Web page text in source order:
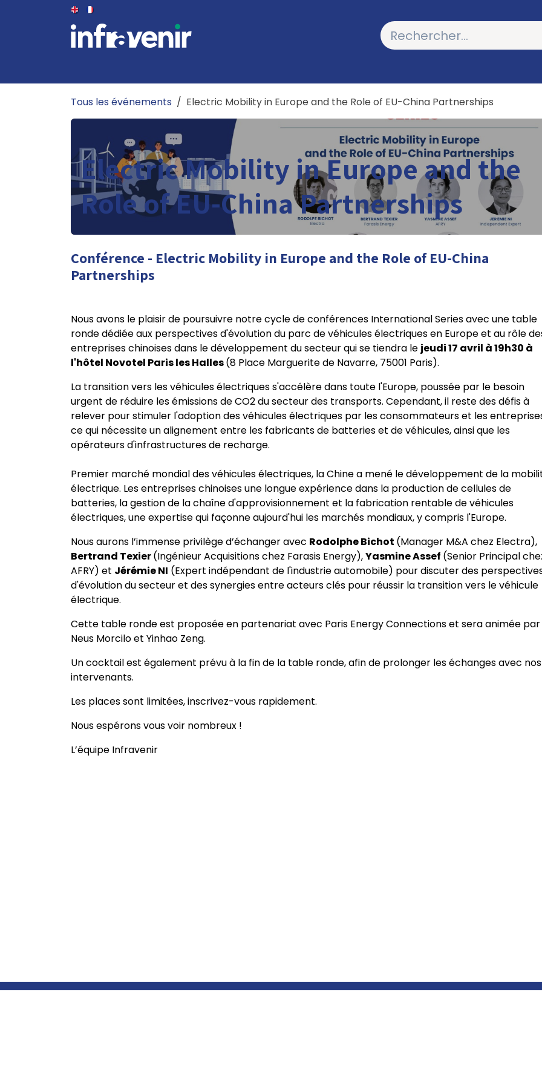
Se rendre au contenu
Tous les événements Electric Mobility in Europe and the Role of EU-China Partnerships
Electric Mobility in Europe and the
Role of EU-China Partnerships
Conférence - Electric Mobility in Europe and the Role of EU-China
Partnerships
Nous avons le plaisir de poursuivre notre cycle de conférences International Series avec une table
ronde dédiée aux perspectives d'évolution du parc de véhicules électriques en Europe et au rôle
entreprises chinoises dans le développement du secteur qui se tiendra le jeudi 17 avril à 19h30 à
l'hôtel Novotel Paris les Halles(8 Place Marguerite de Navarre, 75001 Paris).
La transition vers les véhicules électriques s'accélère dans toute l'Europe, poussée par le besoin
urgent de réduire les émissions de CO2 du secteur des transports. Cependant, il reste des défis à
relever pour stimuler l'adoption des véhicules électriques par les consommateurs et les
ce qui nécessite un alignement entre les fabricants de batteries et de véhicules, ainsi que les
opérateurs d'infrastructures de recharge.
Premier marché mondial des véhicules électriques, la Chine a mené le développement de la
électrique. Les entreprises chinoises une longue expérience dans la production de cellules de
batteries, la gestion de la chaîne d'approvisionnement et la fabrication rentable de véhicules
électriques, une expertise qui façonne aujourd'hui les marchés mondiaux, y compris l'Europe.
Nous aurons l’immense privilège d’échanger avec Rodolphe Bichot (Manager M&A chez Electra),
Bertrand Texier(Ingénieur Acquisitions chez Farasis Energy),Yasmine Assef (Senior Principal
AFRY) et Jérémie NI (Expert indépendant de l'industrie automobile) pour discuter des
d'évolution du secteur et des synergies entre acteurs clés pour réussir la transition vers le véhicule
électrique.
Cette table ronde est proposée en partenariat avec Paris Energy Connections et sera animée par
Neus Morcilo et Yinhao Zeng.
Un cocktail est également prévu à la fin de la table ronde, afin de prolonger les échanges avec nos
intervenants.
Les places sont limitées, inscrivez-vous rapidement.
Nous espérons vous voir nombreux !
L’équipe Infravenir